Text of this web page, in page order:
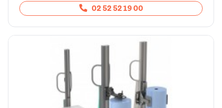
02 52 52 19 00